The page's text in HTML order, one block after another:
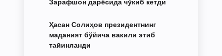
Ҳасан Солиҳов президентнинг
маданият бўйича вакили этиб
тайинланди